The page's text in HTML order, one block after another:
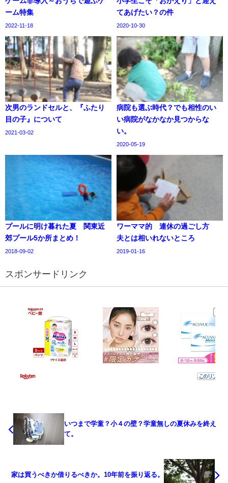
ーム特集
2022-11-18
てあげたい？の件
2020-10-30
次男のランドセルと、『ふたり
目の子』について
2021-03-02
病院も選ぶ時代？でも相性のい
い病院がなかなか見つからな
い。
2020-05-19
プールに明け暮れた夏 関東近
郊プール5か所まとめ！
2018-09-02
ワーママ的 連休の過ごし方
夫とは相いれないところ
2019-01-16
スポンサードリンク
いつまで学童？小４の壁？学童無しの夏休みを終え
て。
家は買うべきか借りるべきか。10年前を振り返る。